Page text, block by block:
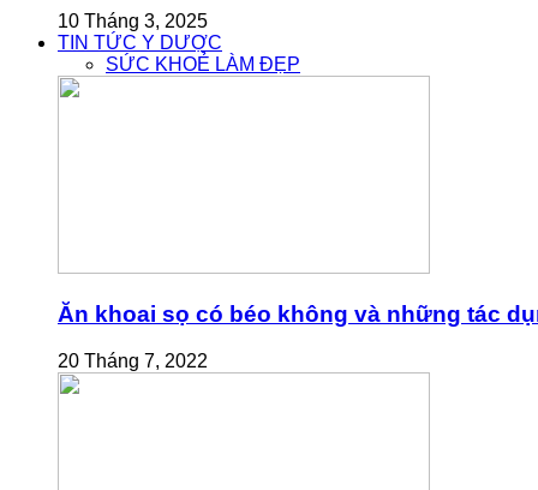
10 Tháng 3, 2025
TIN TỨC Y DƯỢC
SỨC KHOẺ LÀM ĐẸP
Ăn khoai sọ có béo không và những tác
20 Tháng 7, 2022